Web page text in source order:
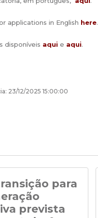
applications in English here.
disponíveis aqui e aqui.
23/12/2025 15:00:00
para
prevista